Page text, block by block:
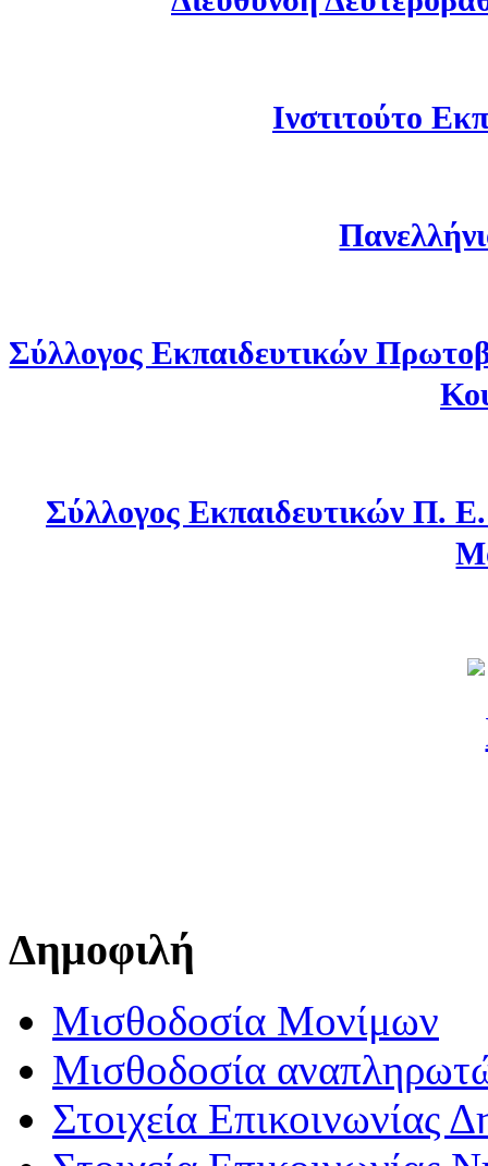
Ινστιτούτο
Σύλλογος Εκπαιδευτικών
Σύλλογος Εκπαιδευτικών Π.
Δημοφιλή
Μισθοδοσία Μονίμων
Μισθοδοσία
Στοιχεία Επικοινωνίας